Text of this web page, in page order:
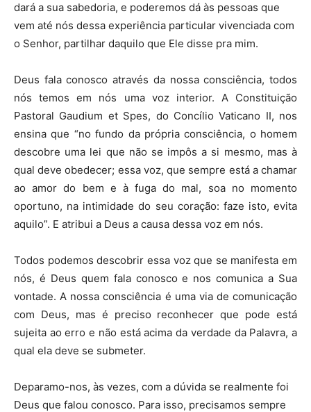
dará a sua sabedoria, e poderemos dá às pessoas que
vem até nós dessa experiência particular vivenciada com
o Senhor, partilhar daquilo que Ele disse pra mim.
Deus fala conosco através da nossa consciência, todos
nós temos em nós uma voz interior. A Constituição
Pastoral Gaudium et Spes, do Concílio Vaticano II, nos
ensina que “no fundo da própria consciência, o homem
descobre uma lei que não se impôs a si mesmo, mas à
qual deve obedecer; essa voz, que sempre está a chamar
ao amor do bem e à fuga do mal, soa no momento
oportuno, na intimidade do seu coração: faze isto, evita
aquilo”. E atribui a Deus a causa dessa voz em nós.
Todos podemos descobrir essa voz que se manifesta em
nós, é Deus quem fala conosco e nos comunica a Sua
vontade. A nossa consciência é uma via de comunicação
com Deus, mas é preciso reconhecer que pode está
sujeita ao erro e não está acima da verdade da Palavra, a
qual ela deve se submeter.
Deparamo-nos, às vezes, com a dúvida se realmente foi
Deus que falou conosco. Para isso, precisamos sempre